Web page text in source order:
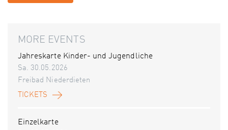
MORE EVENTS
Jahreskarte Kinder- und Jugendliche
Sa. 30.05.2026
Freibad Niederdieten
TICKETS
Einzelkarte